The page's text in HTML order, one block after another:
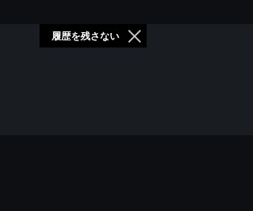
履歴を残さない